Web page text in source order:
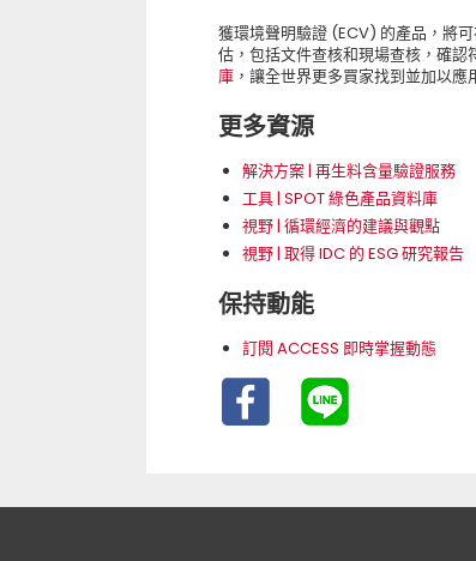
獲環境聲明驗證 (ECV) 的產品，將
估，包括文件查核和現場查核，確
庫 ，讓全世界更多買家找到並加以應
更多資源
解決方案 | 再生料含量驗證服務
工具 | SPOT 綠色產品資料庫
視野 | 循環經濟的建議與觀點
視野 | 取得 IDC 的 ESG 研究報告
保持動能
訂閱 ACCESS 即時掌握動態